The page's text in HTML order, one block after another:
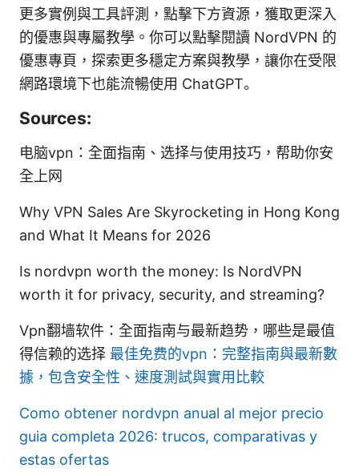
更多實例與工具評測，點擊下方資源，獲取更深入
的優惠與專屬教學。你可以點擊閱讀 NordVPN 的
優惠專頁，探索更多穩定方案與教學，讓你在受限
網路環境下也能流暢使用 ChatGPT。
Sources:
电脑vpn：全面指南、选择与使用技巧，帮助你安
全上网
Why VPN Sales Are Skyrocketing in Hong Kong
and What It Means for 2026
Is nordvpn worth the money: Is NordVPN
worth it for privacy, security, and streaming?
Vpn翻墙软件：全面指南与最新趋势，哪些是最值
得信赖的选择 最佳免费的vpn：完整指南與最新數
據，包含安全性、速度測試與實用比較
Como obtener nordvpn anual al mejor precio
guia completa 2026: trucos, comparativas y
estas ofertas